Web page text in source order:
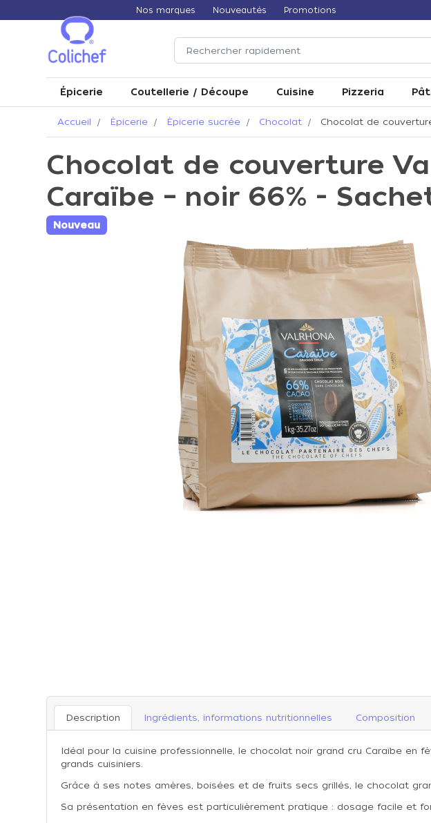
Nos marques Nouveautés Promotions
Épicerie Coutellerie / Découpe Cuisine Pizzeria
Accueil Épicerie Épicerie sucrée Chocolat Chocolat de
Chocolat de couverture
Caraïbe – noir 66% -
Nouveau
Description Ingrédients, informations nutritionnelles Composition
Idéal pour la cuisine professionnelle, le chocolat noir grand cru Caraïbe
grands cuisiniers.
Grâce à ses notes amères, boisées et de fruits secs grillés, le chocolat
Sa présentation en fèves est particulièrement pratique : dosage facile et